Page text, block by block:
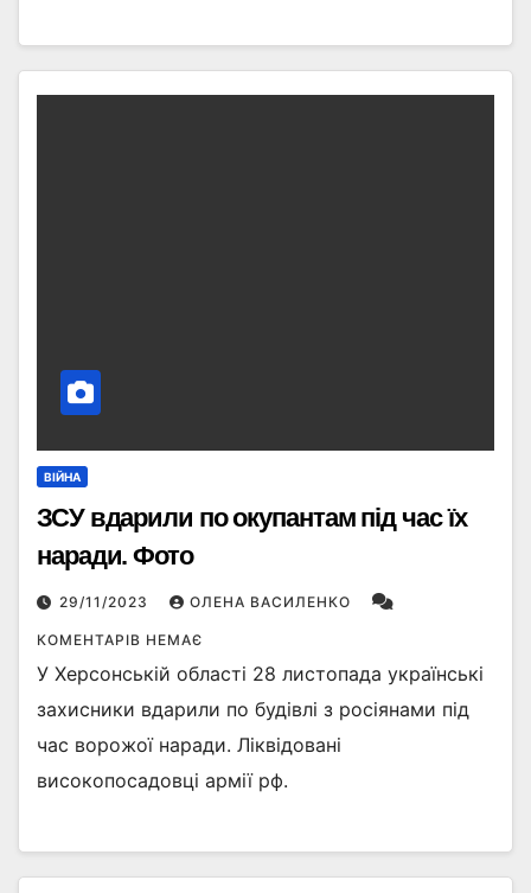
ВІЙНА
ЗСУ вдарили по окупантам під час їх
наради. Фото
29/11/2023 ОЛЕНА ВАСИЛЕНКО
КОМЕНТАРІВ НЕМАЄ
У Херсонській області 28 листопада українські
захисники вдарили по будівлі з росіянами під
час ворожої наради. Ліквідовані
високопосадовці армії рф.